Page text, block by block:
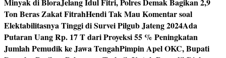
Ton Beras Zakat FitrahHendi Tak Mau Komentar soal
Elektabilitasnya Tinggi di Survei Pilgub Jateng 2024Ada
Putaran Uang Rp. 17 T dari Proyeksi 55 % Peningkatan
Jumlah Pemudik ke Jawa TengahPimpin Apel OKC, Bupati